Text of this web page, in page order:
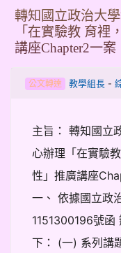
轉知國立政治大
「在實驗教 育裡
講座Chapter2一案
公文轉達 教學組長-
主旨： 轉知國立
心辦理「在實驗
性」推廣講座
一、 依據國立政
1151300196號函
下： (一) 系列講